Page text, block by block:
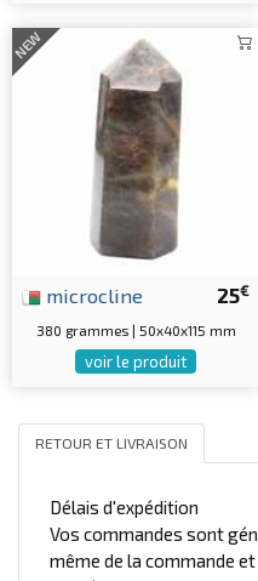
NEW
25€
microcline
380 grammes | 50x40x115 mm
voir le produit
RETOUR ET LIVRAISON
Délais d'expédition
Vos commandes sont
même de la commande